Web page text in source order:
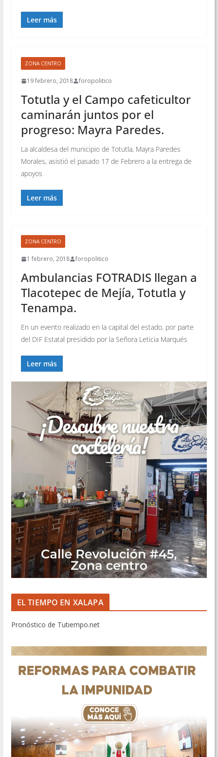
Leer más
ZONA CENTRO
19 febrero, 2018 foropolitico
Totutla y el Campo cafeticultor
caminarán juntos por el
progreso: Mayra Paredes.
La alcaldesa del municipio de Totutla, Mayra Paredes
Morales, asistió el pasado 17 de Febrero a la entrega de
apoyos
Leer más
ZONA CENTRO
1 febrero, 2018 foropolitico
Ambulancias FOTRADIS llegan a
Tlacotepec de Mejía, Totutla y
Tenampa.
En un evento realizado en la capital del estado, por parte
del DIF Estatal presidido por la Señora Leticia Marqués
Leer más
EL TIEMPO EN XALAPA
Pronóstico de Tutiempo.net